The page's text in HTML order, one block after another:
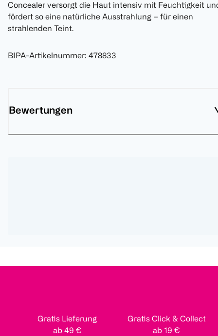
Concealer versorgt die Haut intensiv mit Feuchtigkeit
fördert so eine natürliche Ausstrahlung – für einen
strahlenden Teint.
BIPA-Artikelnummer: 478833
Bewertungen
Gratis Lieferung
ab 49 €
Gratis Click & Collect
ab 19 €